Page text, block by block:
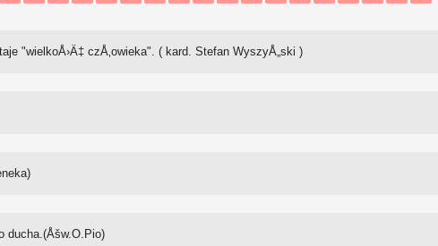
"wielkoÅ›Ä‡ czÅ‚owieka". ( kard. Stefan WyszyÅ„ski )